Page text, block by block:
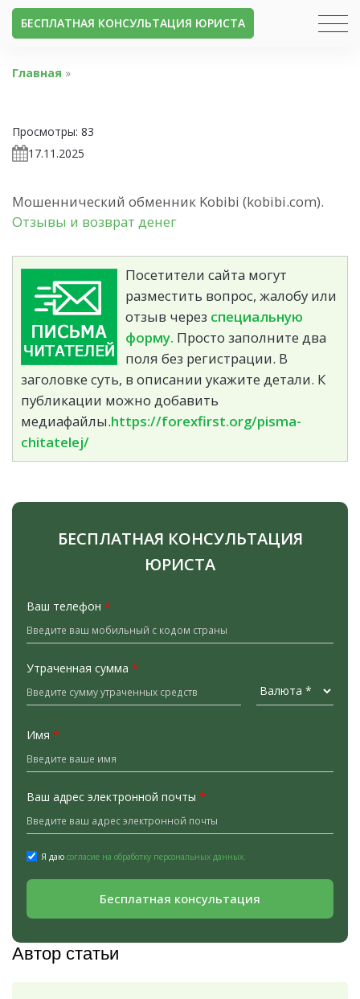
БЕСПЛАТНАЯ КОНСУЛЬТАЦИЯ ЮРИСТА
Главная »
Просмотры: 83
17.11.2025
Мошеннический обменник Kobibi (kobibi.com).
Отзывы и возврат денег
Посетители сайта могут
разместить вопрос, жалобу или
отзыв через специальную
форму. Просто заполните два
поля без регистрации. В
заголовке суть, в описании укажите детали. К
публикации можно добавить
медиафайлы.https://forexfirst.org/pisma-
chitatelej/
БЕСПЛАТНАЯ КОНСУЛЬТАЦИЯ
ЮРИСТА
Ваш телефон *
Утраченная сумма *
Имя *
Ваш адрес электронной почты *
Я даю согласие на обработку персональных данных.
Бесплатная консультация
Автор статьи